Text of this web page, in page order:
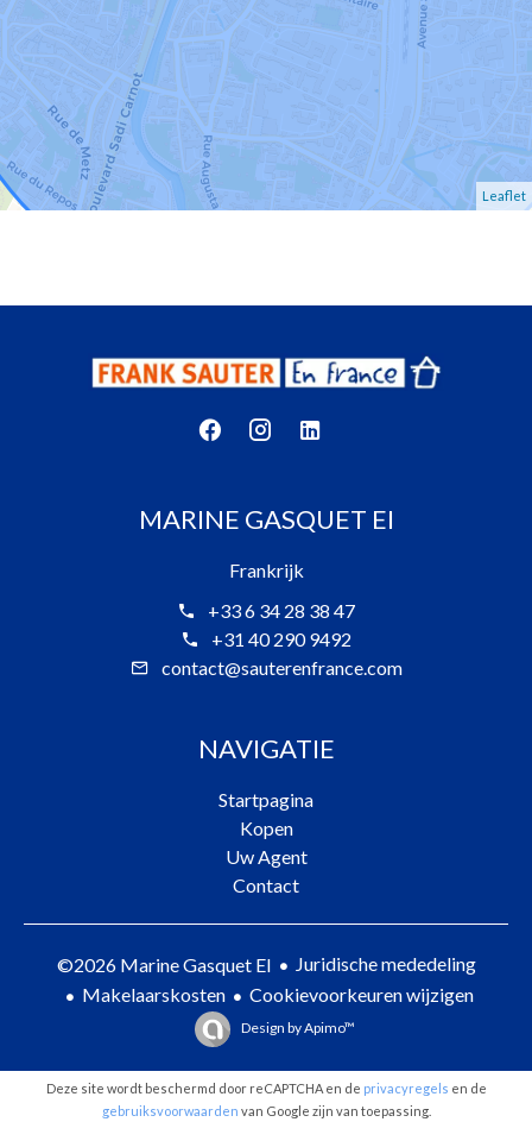
Leaflet
MARINE GASQUET EI
Frankrijk
+33 6 34 28 38 47
+31 40 290 9492
contact@sauterenfrance.com
NAVIGATIE
Startpagina
Kopen
Uw Agent
Contact
©2026 Marine Gasquet EI
Juridische mededeling
Makelaarskosten
Cookievoorkeuren wijzigen
Design byApimo™
Deze site wordt beschermd door reCAPTCHA en de privacyregels en de
gebruiksvoorwaarden van Google zijn van toepassing.